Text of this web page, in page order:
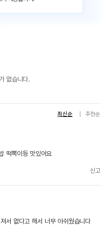
없습니다.
최신순 추천순
떡뽁이등 맛있어요
신고
서 없다고 해서 너무 아쉬웠습니다